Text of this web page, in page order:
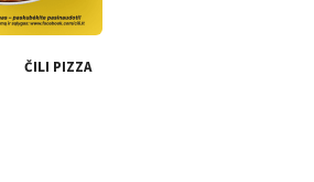
ČILI PIZZA